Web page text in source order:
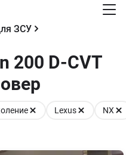
ЗСУ
200 D-CVT
Lexus NX